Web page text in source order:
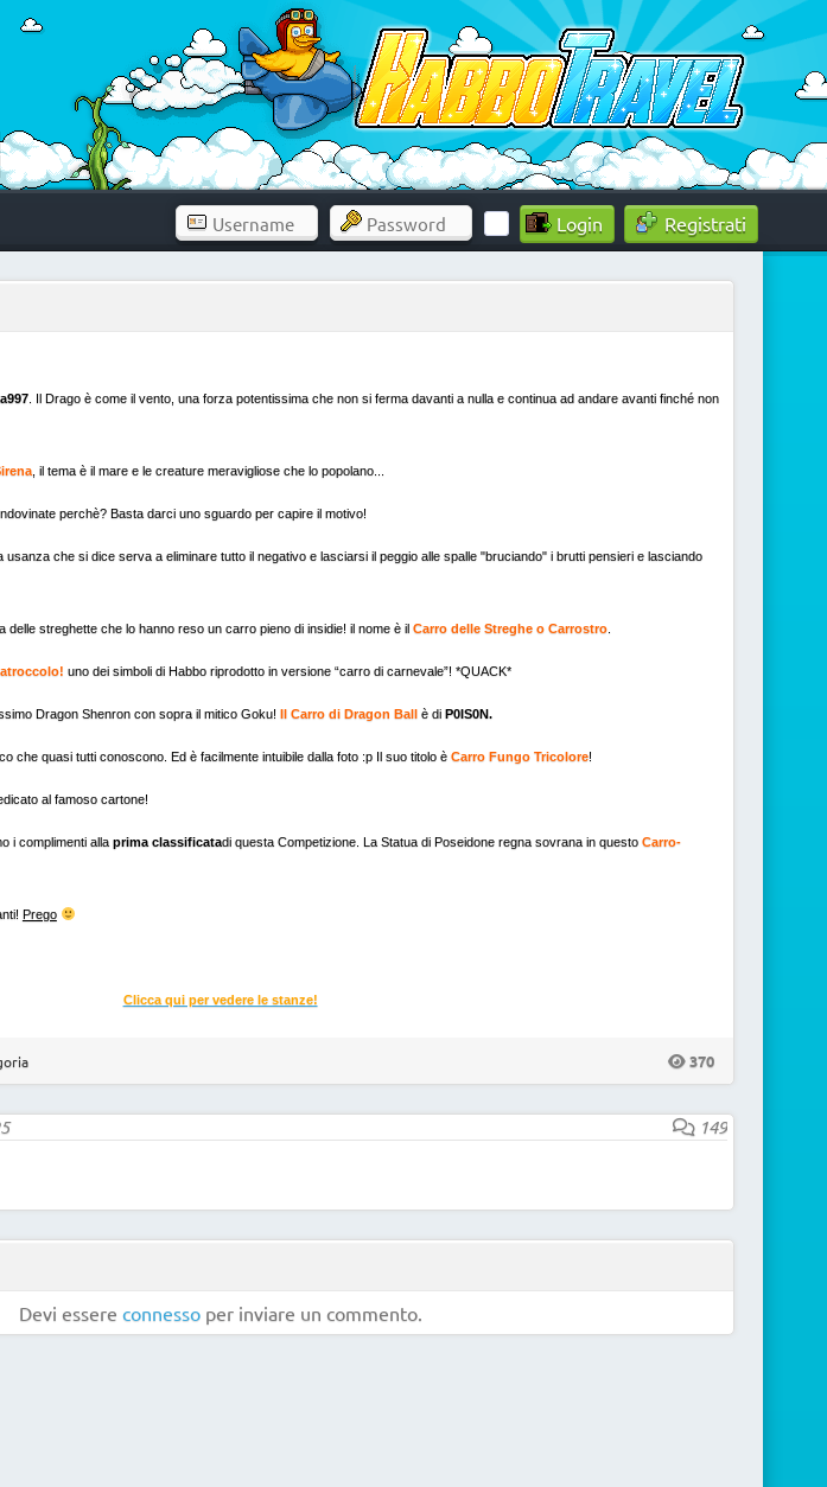
Registrati
. Il Drago è come il vento, una forza potentissima che non si ferma davanti a nulla e continua ad andare avanti finché non
, il tema è il mare e le creature meravigliose che lo popolano...
perchè? Basta darci uno sguardo per capire il motivo!
che si dice serva a eliminare tutto il negativo e lasciarsi il peggio alle spalle "bruciando" i brutti pensieri e lasciando
streghette che lo hanno reso un carro pieno di insidie! il nome è il Carro delle Streghe o Carrostro.
uno dei simboli di Habbo riprodotto in versione “carro di carnevale”! *QUACK*
Dragon Shenron con sopra il mitico Goku! Il Carro di Dragon Ballè di P0IS0N.
che quasi tutti conoscono. Ed è facilmente intuibile dalla foto :p Il suo titolo è Carro Fungo Tricolore!
al famoso cartone!
i complimenti alla prima classificatadi questa Competizione. La Statua di Poseidone regna sovrana in questo Carro-
Prego
Clicca qui per vedere le stanze!
370
149
Devi essere connessoper inviare un commento.